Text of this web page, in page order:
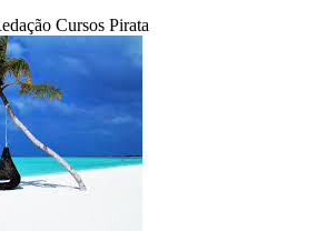
Cursos Pirata